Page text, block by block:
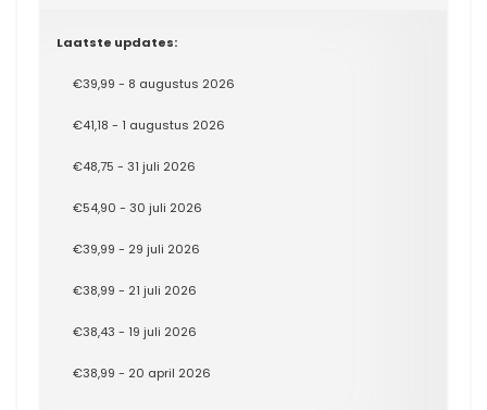
Laatste updates:
€39,99 - 8 augustus 2026
€41,18 - 1 augustus 2026
€48,75 - 31 juli 2026
€54,90 - 30 juli 2026
€39,99 - 29 juli 2026
€38,99 - 21 juli 2026
€38,43 - 19 juli 2026
€38,99 - 20 april 2026